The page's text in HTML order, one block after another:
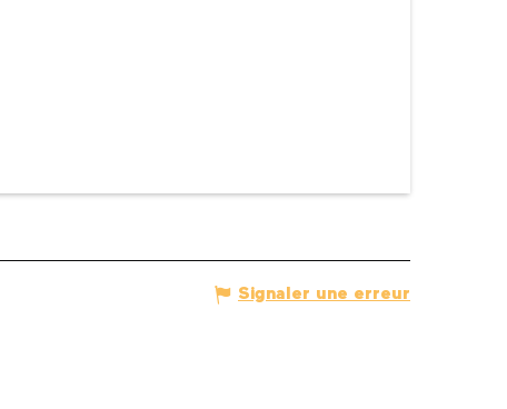
Signaler une erreur